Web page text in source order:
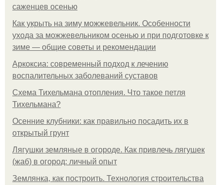
саженцев осенью
Как укрыть на зиму можжевельник. Особенности
ухода за можжевельником осенью и при подготовке к
зиме — общие советы и рекомендации
Аркоксиа: современный подход к лечению
воспалительных заболеваний суставов
Схема Тихельмана отопления. Что такое петля
Тихельмана?
Осенние клубники: как правильно посадить их в
открытый грунт
Лягушки земляные в огороде. Как привлечь лягушек
(жаб) в огород: личный опыт
Землянка, как построить. Технология строительства